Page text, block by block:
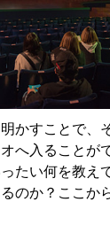
かすことで、
へ入ることが
たい何を教え
のか？ここか